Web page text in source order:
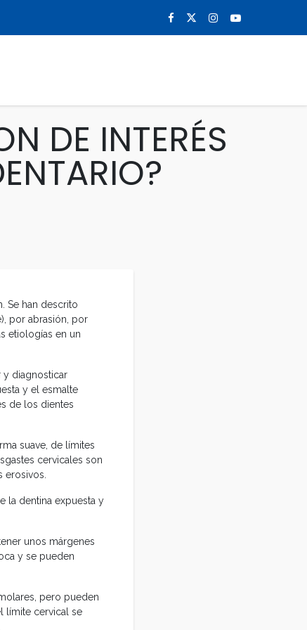
DE INTERÉS
Se han descrito
por abrasión, por
etiologías en un
y diagnosticar
y el esmalte
de los dientes
suave, de límites
cervicales son
erosivos.
la dentina expuesta y
unos márgenes
y se pueden
pero pueden
límite cervical se